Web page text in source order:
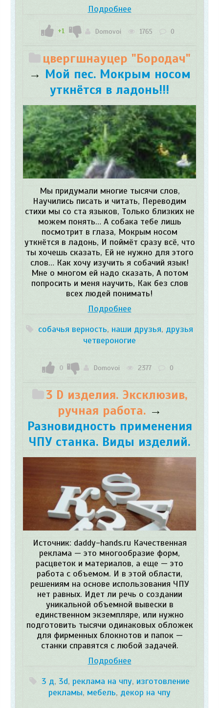
Подробнее
+1 Domovoi 1765 0
цвергшнауцер "Бородач"
→ Мой пес. Мокрым носом
уткнётся в ладонь!!!
Мы придумали многие тысячи слов,
Научились писать и читать, Переводим
стихи мы со ста языков, Только близких не
можем понять… А собака тебе лишь
посмотрит в глаза, Мокрым носом
уткнётся в ладонь, И поймёт сразу всё, что
ты хочешь сказать, Ей не нужно для этого
слов… Как хочу изучить я собачий язык!
Мне о многом ей надо сказать, А потом
попросить и меня научить, Как без слов
всех людей понимать!
Подробнее
собачья верность, наши друзья, друзья
четвероногие
0 Domovoi 2377 0
3 D изделия. Эксклюзив,
ручная работа.→
Разновидность применения
ЧПУ станка. Виды изделий.
Источник: daddy-hands.ru Качественная
реклама — это многообразие форм,
расцветок и материалов, а еще — это
работа с объемом. И в этой области,
решениям на основе использования ЧПУ
нет равных. Идет ли речь о создании
уникальной объемной вывески в
единственном экземпляре, или нужно
подготовить тысячи одинаковых обложек
для фирменных блокнотов и папок —
станки справятся с любой задачей.
Подробнее
3 д, 3d, реклама на чпу, изготовление
рекламы, мебель, декор на чпу